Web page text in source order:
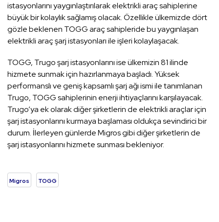
istasyonlarını yaygınlaştırılarak elektrikli araç sahiplerine
büyük bir kolaylık sağlamış olacak. Özellikle ülkemizde dört
gözle beklenen TOGG araç sahipleride bu yaygınlaşan
elektrikli araç şarj istasyonları ile işleri kolaylaşacak.
TOGG, Trugo şarj istasyonlarını ise ülkemizin 81 ilinde
hizmete sunmak için hazırlanmaya başladı. Yüksek
performanslı ve geniş kapsamlı şarj ağı ismi ile tanımlanan
Trugo, TOGG sahiplerinin enerji ihtiyaçlarını karşılayacak.
Trugo’ya ek olarak diğer şirketlerin de elektrikli araçlar için
şarj istasyonlarını kurmaya başlaması oldukça sevindirici bir
durum. İlerleyen günlerde Migros gibi diğer şirketlerin de
şarj istasyonlarını hizmete sunması bekleniyor.
Migros TOGG